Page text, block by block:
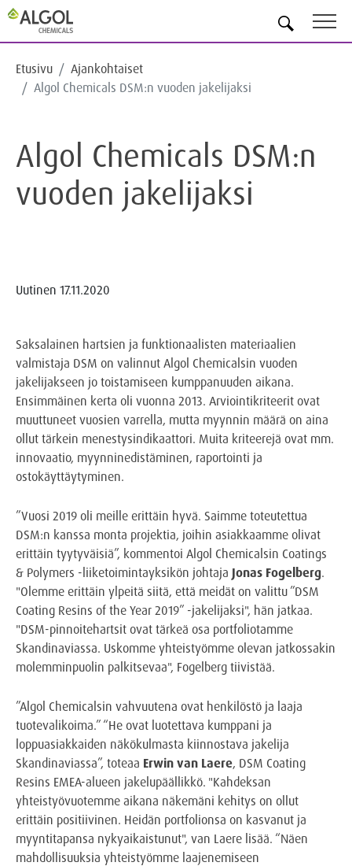
Etusivu
Ajankohtaiset
Algol Chemicals DSM:n vuoden jakelijaksi
Algol Chemicals DSM:n
vuoden jakelijaksi
Uutinen 17.11.2020
Saksalainen hartsien ja funktionaalisten materiaalien
valmistaja DSM on valinnut Algol Chemicalsin vuoden
jakelijakseen jo toistamiseen kumppanuuden aikana.
Ensimmäinen kerta oli vuonna 2013. Arviointikriteerit ovat
muuttuneet vuosien varrella, mutta myynnin määrä on aina
ollut tärkein menestysindikaattori. Muita kriteerejä ovat mm.
innovaatio, myynninedistäminen, raportointi ja
ostokäyttäytyminen.
”Vuosi 2019 oli meille erittäin hyvä. Saimme toteutettua
DSM:n kanssa monta projektia, joihin asiakkaamme olivat
erittäin tyytyväisiä”, kommentoi Algol Chemicalsin Coatings
& Polymers -liiketoimintayksikön johtaja Jonas Fogelberg.
"Olemme erittäin ylpeitä siitä, että meidät on valittu ”DSM
Coating Resins of the Year 2019” -jakelijaksi", hän jatkaa.
"DSM-pinnoitehartsit ovat tärkeä osa portfoliotamme
Skandinaviassa. Uskomme yhteistyömme olevan jatkossakin
molemminpuolin palkitsevaa", Fogelberg tiivistää.
”Algol Chemicalsin vahvuutena ovat henkilöstö ja laaja
tuotevalikoima.” “He ovat luotettava kumppani ja
loppuasiakkaiden näkökulmasta kiinnostava jakelija
Skandinaviassa”, toteaa Erwin van Laere, DSM Coating
Resins EMEA-alueen jakelupäällikkö. "Kahdeksan
yhteistyövuotemme aikana näkemäni kehitys on ollut
erittäin positiivinen. Heidän portfolionsa on kasvanut ja
myyntitapansa nykyaikaistunut", van Laere lisää. “Näen
mahdollisuuksia yhteistyömme laajenemiseen